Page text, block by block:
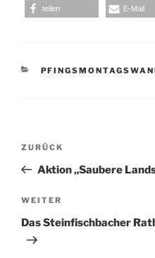
teilen E-Mail
KATEGORIEN
Beitragsnavigation
Vorheriger
Beitrag
ZURÜCK
Aktion „Saubere
Nächster
Beitrag
WEITER
Das Steinfischbacher